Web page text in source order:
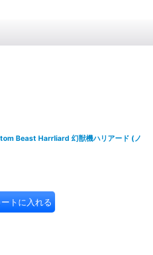
Beast Harrliard 幻獣機ハリアード (ノ
トに入れる